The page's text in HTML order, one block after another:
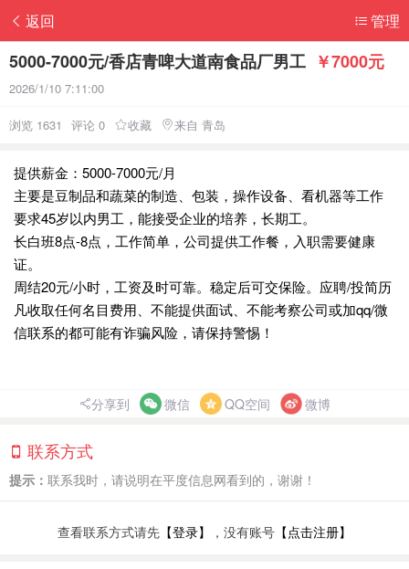
返回 管理
5000-7000元/香店青啤大道南食品厂男工 ￥7000元
2026/1/10 7:11:00
浏览 1631 评论 0 收藏 来自 青岛
提供薪金：5000-7000元/月
主要是豆制品和蔬菜的制造、包装，操作设备、看机器等工作
要求45岁以内男工，能接受企业的培养，长期工。
长白班8点-8点，工作简单，公司提供工作餐，入职需要健康
证。
周结20元/小时，工资及时可靠。稳定后可交保险。应聘/投简历
凡收取任何名目费用、不能提供面试、不能考察公司或加qq/微
信联系的都可能有诈骗风险，请保持警惕！
分享到 微信 QQ空间 微博
联系方式
提示： 联系我时，请说明在平度信息网看到的，谢谢！
查看联系方式请先 【登录】 ，没有账号 【点击注册】